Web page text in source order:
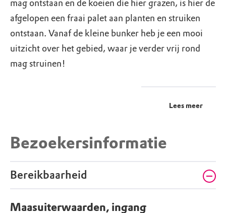
mag ontstaan en de koeien die hier grazen, is hier de
afgelopen een fraai palet aan planten en struiken
ontstaan. Vanaf de kleine bunker heb je een mooi
uitzicht over het gebied, waar je verder vrij rond
mag struinen!
Lees meer
Bezoekersinformatie
Bereikbaarheid
Maasuiterwaarden, ingang